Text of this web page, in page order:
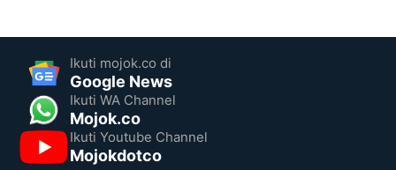
Ikuti mojok.co di
Google News
Ikuti WA Channel
Mojok.co
Ikuti Youtube Channel
Mojokdotco